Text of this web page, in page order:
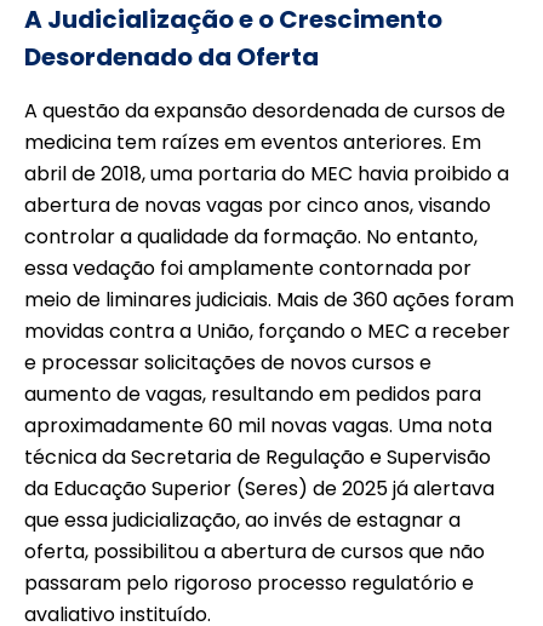
A Judicialização e o Crescimento
Desordenado da Oferta
A questão da expansão desordenada de cursos de
medicina tem raízes em eventos anteriores. Em
abril de 2018, uma portaria do MEC havia proibido a
abertura de novas vagas por cinco anos, visando
controlar a qualidade da formação. No entanto,
essa vedação foi amplamente contornada por
meio de liminares judiciais. Mais de 360 ações foram
movidas contra a União, forçando o MEC a receber
e processar solicitações de novos cursos e
aumento de vagas, resultando em pedidos para
aproximadamente 60 mil novas vagas. Uma nota
técnica da Secretaria de Regulação e Supervisão
da Educação Superior (Seres) de 2025 já alertava
que essa judicialização, ao invés de estagnar a
oferta, possibilitou a abertura de cursos que não
passaram pelo rigoroso processo regulatório e
avaliativo instituído.